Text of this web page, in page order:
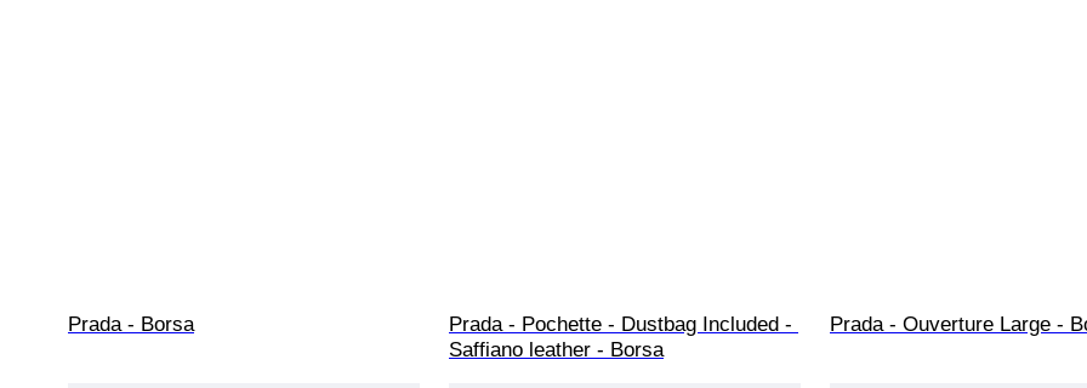
Prada - Borsa
Prada - Pochette - Dustbag Included -
Saffiano leather - Borsa
Prada - Ouverture Large -